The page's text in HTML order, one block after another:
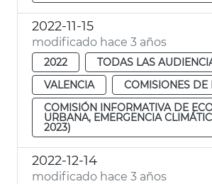
2022-11-15
modificado hace 3 años
2022
TODAS LAS
VALENCIA
COMISIONES DE
COMISIÓN INFORMATIVA DE
URBANA, EMERGENCIA
2023)
2022-12-14
modificado hace 3 años